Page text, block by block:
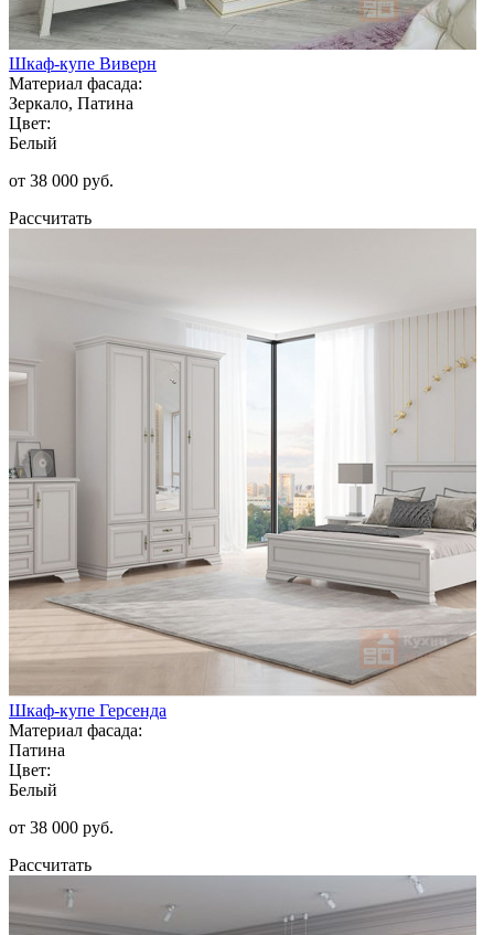
Шкаф-купе Виверн
Материал фасада:
Зеркало, Патина
Цвет:
Белый
от 38 000 руб.
Рассчитать
Шкаф-купе Герсенда
Материал фасада:
Патина
Цвет:
Белый
от 38 000 руб.
Рассчитать